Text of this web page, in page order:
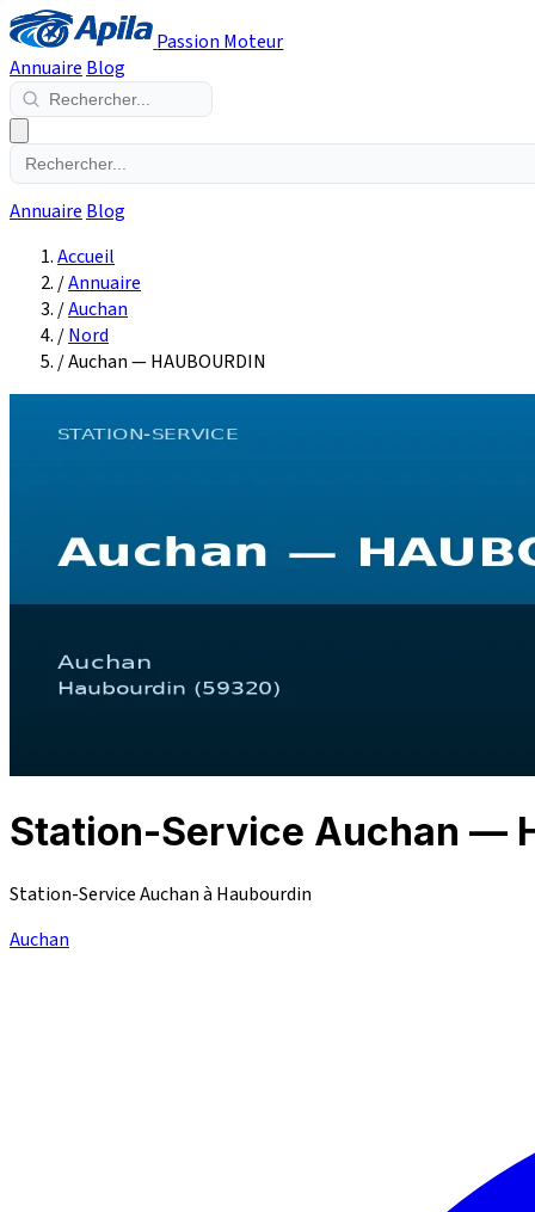
Passion Moteur
Annuaire Blog
Annuaire Blog
Accueil
/Annuaire
/Auchan
/Nord
/Auchan — HAUBOURDIN
Station-Service Auchan —
Station-Service Auchan à Haubourdin
Auchan